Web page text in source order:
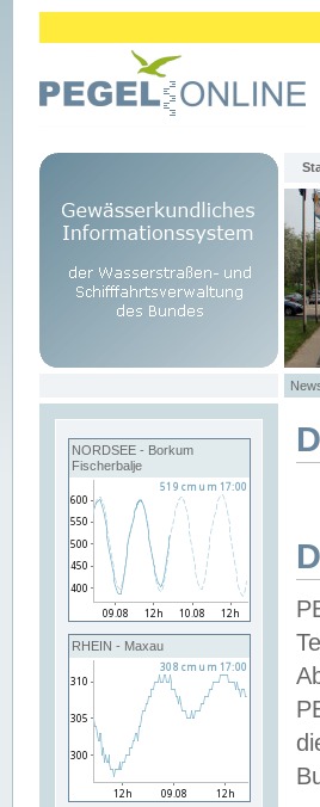
NORDSEE - Borkum
Fischerbalje
RHEIN - Maxau